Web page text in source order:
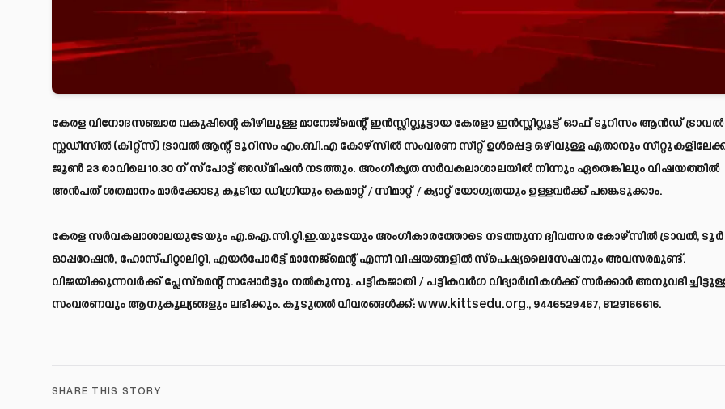
കേരള വിനോദസഞ്ചാര വകുപ്പിന്റെ കീഴിലുള്ള മാനേജ്‌മെന്റ്‌ ഇന്‍സ്റ്റിറ്റ്യൂട്ടായ കേരളാ ഇന്‍സ്റ്റിറ്റ്യൂട്ട് ഓഫ് ടൂറിസം ആന്‍ഡ് ട്രാവല്‍
സ്റ്റഡീസില്‍ (കിറ്റ്സ്) ട്രാവല്‍ ആന്റ് ടൂറിസം എം.ബി.എ കോഴ്സില്‍ സംവരണ സീറ്റ് ഉള്‍പ്പെട്ട ഒഴിവുള്ള ഏതാനും
ജൂണ്‍ 23 രാവിലെ 10.30 ന് സ്പോട്ട് അഡ്മിഷന്‍ നടത്തും. അംഗീകൃത സ‍ര്‍വകലാശാലയില്‍ നിന്നും ഏതെങ്കിലും വിഷയത്തില്‍
അന്‍പത് ശതമാനം മാര്‍ക്കോടു കൂടിയ ഡിഗ്രിയും കെമാറ്റ് / സിമാറ്റ് / ക്യാറ്റ് യോഗ്യതയും ഉള്ളവ‍ര്‍ക്ക് പങ്കെടുക്കാം.
കേരള സര്‍വകലാശാലയുടേയും എ.ഐ.സി.റ്റി.ഇ.യുടേയും അംഗീകാരത്തോടെ നടത്തുന്ന ദ്വിവത്സര കോഴ്സില്‍ ട്രാവല്‍, ടൂര്‍
ഓപ്പറേഷന്‍, ഹോസ്പിറ്റാലിറ്റി, എയര്‍പോര്‍ട്ട് മാനേജ്‌മെന്റ്‌ എന്നീ വിഷയങ്ങളില്‍ സ്പെഷ്യലൈസേഷനും അവസരമുണ്ട്.
വിജയിക്കുന്നവര്‍ക്ക് പ്ലേസ്മെന്റ് സപ്പോര്‍ട്ടും നല്‍കുന്നു. പട്ടികജാതി / പട്ടികവര്‍ഗ വിദ്യാര്‍ഥികള്‍ക്ക് സര്‍ക്കാര്‍
സംവരണവും ആനുകൂല്യങ്ങളും ലഭിക്കും. കൂടുതല്‍ വിവരങ്ങള്‍ക്ക്:www.kittsedu.org., 9446529467, 8129166616.
SHARE THIS STORY